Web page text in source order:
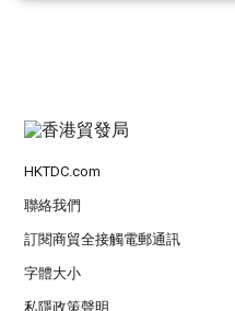
HKTDC.com
聯絡我們
訂閱商貿全接觸電郵通訊
字體大小
私隱政策聲明